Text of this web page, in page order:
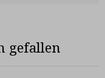
gefallen